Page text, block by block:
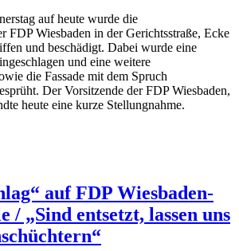
auf heute wurde die
FDP Wiesbaden in der Gerichtsstraße, Ecke
und beschädigt. Dabei wurde eine
und eine weitere
die Fassade mit dem Spruch
Der Vorsitzende der FDP Wiesbaden,
heute eine kurze Stellungnahme.
auf FDP Wiesbaden-
/ „Sind entsetzt, lassen uns